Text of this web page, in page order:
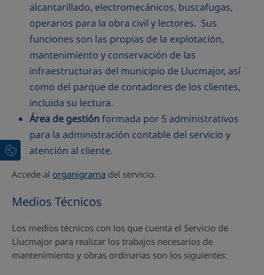
alcantarillado, electromecánicos, buscafugas,
operarios para la obra civil y lectores. Sus
funciones son las propias de la explotación,
mantenimiento y conservación de las
infraestructuras del municipio de Llucmajor, así
como del parque de contadores de los clientes,
incluida su lectura.
Área de gestiónformada por 5 administrativos
para la administración contable del servicio y
atención al cliente.
Accede al organigrama del servicio.
Medios Técnicos
Los medios técnicos con los que cuenta el Servicio de
Llucmajor para realizar los trabajos necesarios de
mantenimiento y obras ordinarias son los siguientes: